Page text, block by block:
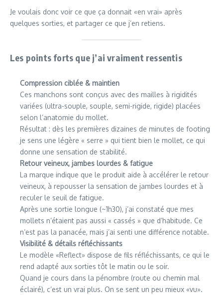
Je voulais donc voir ce que ça donnait «en vrai» après
quelques sorties, et partager ce que j’en retiens.
Les points forts que j’ai vraiment ressentis
Compression ciblée & maintien
Ces manchons sont conçus avec des mailles à rigidités
variées (ultra-souple, souple, semi-rigide, rigide) placées
selon l’anatomie du mollet.
Résultat : dès les premières dizaines de minutes de footing
je sens une légère « serre » qui tient bien le mollet, ce qui
donne une sensation de stabilité.
Retour veineux, jambes lourdes & fatigue
La marque indique que le produit aide à accélérer le retour
veineux, à repousser la sensation de jambes lourdes et à
reculer le seuil de fatigue.
Après une sortie longue (~1h30), j’ai constaté que mes
mollets n’étaient pas aussi « cassés » que d’habitude. Ce
n’est pas la panacée, mais j’ai senti une différence notable.
Visibilité & détails réfléchissants
Le modèle «Reflect» dispose de fils réfléchissants, ce qui le
rend adapté aux sorties tôt le matin ou le soir.
Quand je cours dans la pénombre (route ou chemin mal
éclairé), c’est un vrai plus. On se sent un peu mieux «vu».